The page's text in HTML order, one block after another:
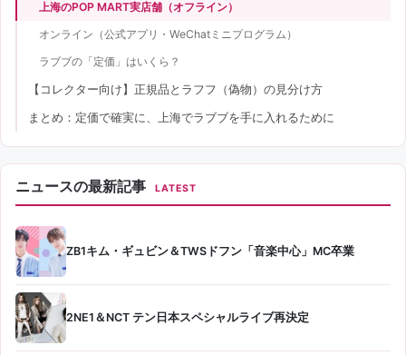
上海のPOP MART実店舗（オフライン）
オンライン（公式アプリ・WeChatミニプログラム）
ラブブの「定価」はいくら？
【コレクター向け】正規品とラフフ（偽物）の見分け方
まとめ：定価で確実に、上海でラブブを手に入れるために
ニュースの最新記事 LATEST
ZB1キム・ギュビン＆TWSドフン「音楽中心」MC卒業
2NE1＆NCT テン日本スペシャルライブ再決定